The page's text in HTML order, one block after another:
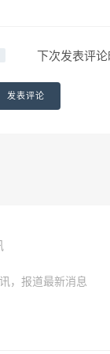
下次发表评
，报道最新消息